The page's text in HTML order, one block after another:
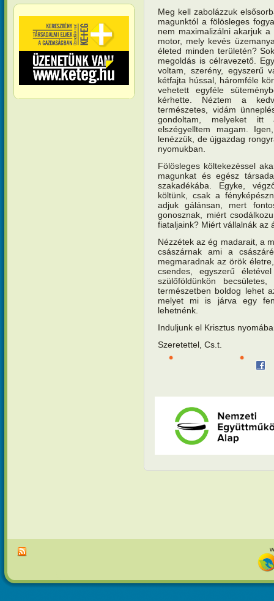
Meg kell zabolázzuk
magunktól a fölösleges
nem maximalizálni akarjuk
motor, mely kevés
életed minden területén?
megoldás is célravezető.
voltam, szerény, egyszerű
kétfajta hússal, háromféle
vehetett egyféle
kérhette. Néztem a
természetes, vidám
gondoltam, melyeket itt
elszégyelltem magam.
lenézzük, de újgazdag
nyomukban.
Fölösleges költekezéssel
magunkat és egész
szakadékába. Egyke,
költünk, csak a
adjuk gálánsan, mert
gonosznak, miért
fiataljaink? Miért vállalnák az
Nézzétek az ég madarait, a
császárnak ami a
megmaradnak az örök
csendes, egyszerű
szülőföldünkön
természetben boldog lehet
melyet mi is járva egy
lehetnénk.
Induljunk el Krisztus
Szeretettel, Cs.t.